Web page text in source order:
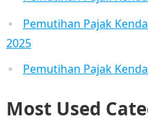
Pemutihan Pajak
2025
Pemutihan Pajak
Most Used